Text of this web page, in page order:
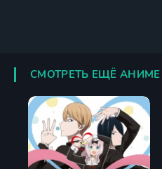
СМОТРЕТЬ ЕЩЁ